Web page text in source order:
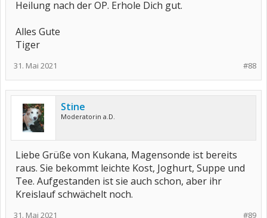
Heilung nach der OP. Erhole Dich gut.
Alles Gute
Tiger
#88
31. Mai 2021
Stine
Moderatorin a.D.
Liebe Grüße von Kukana, Magensonde ist bereits
raus. Sie bekommt leichte Kost, Joghurt, Suppe und
Tee. Aufgestanden ist sie auch schon, aber ihr
Kreislauf schwächelt noch.
#89
31. Mai 2021